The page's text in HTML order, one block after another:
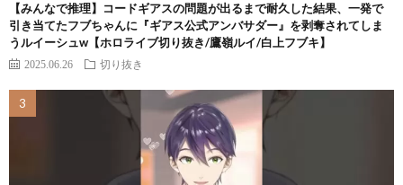
【みんなで推理】コードギアスの問題が出るまで耐久した結果、一発で
引き当てたフブちゃんに『ギアス公式アンバサダー』を剥奪されてしま
うルイーシュw【ホロライブ切り抜き/鷹嶺ルイ/白上フブキ】
2025.06.26 切り抜き